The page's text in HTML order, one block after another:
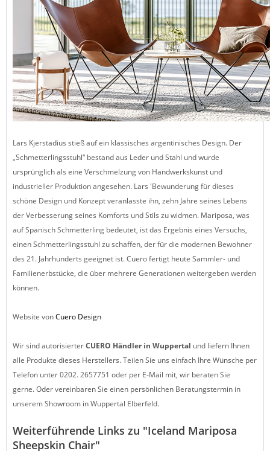
Lars Kjerstadius stieß auf ein klassisches argentinisches Design. Der
„Schmetterlingsstuhl“ bestand aus Leder und Stahl und wurde
ursprünglich als eine Verschmelzung von Handwerkskunst und
industrieller Produktion angesehen. Lars 'Bewunderung für dieses
schöne Design und Konzept veranlasste ihn, zehn Jahre seines Lebens
der Verbesserung seines Komforts und Stils zu widmen. Mariposa, was
auf Spanisch Schmetterling bedeutet, ist das Ergebnis eines Versuchs,
einen Schmetterlingsstuhl zu schaffen, der für die modernen Bewohner
des 21. Jahrhunderts geeignet ist. Cuero fertigt heute Sammler- und
Familienerbstücke, die über mehrere Generationen weitergeben werden
können.
Website vonCuero Design
Wir sind autorisierterCUERO Händler in Wuppertal und liefern Ihnen
alle Produkte dieses Herstellers. Teilen Sie uns einfach Ihre Wünsche per
Telefon unter 0202. 2657751 oder per E-Mail mit, wir beraten Sie
gerne. Oder vereinbaren Sie einen persönlichen Beratungstermin in
unserem Showroom in Wuppertal Elberfeld.
Weiterführende Links zu "Iceland Mariposa
Sheepskin Chair"